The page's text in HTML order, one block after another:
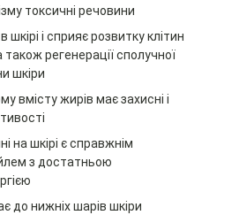
токсичні речовини
шкірі і сприяє розвитку клітин
регенерації сполучної
шкіри
вмісту жирів має захисні і
на шкірі є справжнім
з достатньою
до нижніх шарів шкіри